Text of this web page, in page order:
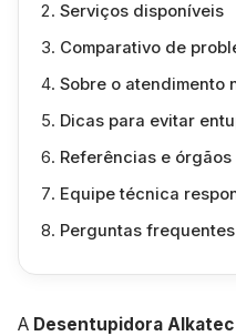
Serviços disponíveis
Comparativo de
Sobre o atendimento
Dicas para evitar
Referências e
Equipe técnica
Perguntas frequentes
A Desentupidora Alkatec